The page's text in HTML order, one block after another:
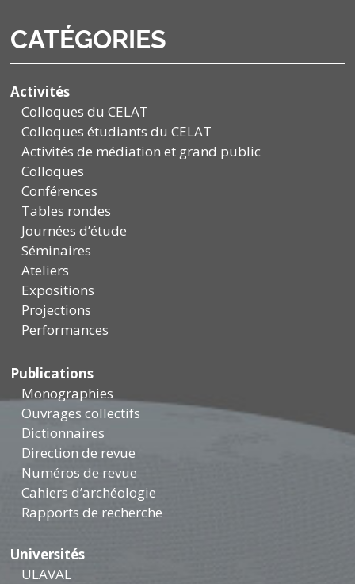
CATÉGORIES
Activités
Colloques du CELAT
Colloques étudiants du CELAT
Activités de médiation et grand public
Colloques
Conférences
Tables rondes
Journées d’étude
Séminaires
Ateliers
Expositions
Projections
Performances
Publications
Monographies
Ouvrages collectifs
Dictionnaires
Direction de revue
Numéros de revue
Cahiers d’archéologie
Rapports de recherche
Universités
ULAVAL